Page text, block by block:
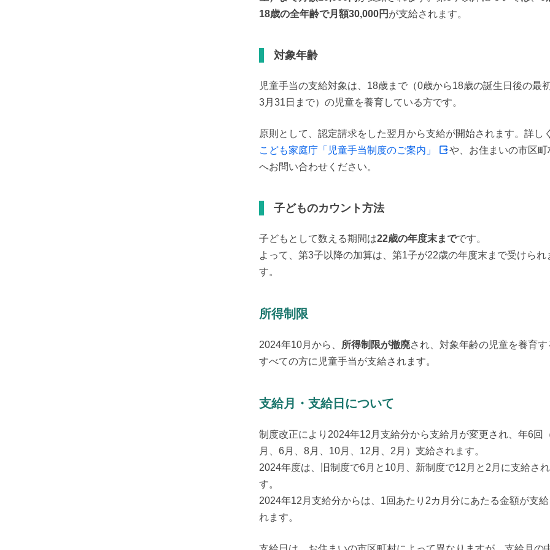
18歳の全年齢で月額30,000円 が支給されます。
対象年齢
児童手当の支給対象は、18歳まで（0歳から18歳の誕生日後の最
3月31日まで）の児童を養育している方です。
原則として、認定請求をした翌月から支給が開始されます。詳し
こども家庭庁「児童手当制度のご案内」
や、お住まいの市区町
へお問い合わせください。
子どものカウント方法
子どもとして数える期間は22歳の年度末までです。
よって、第3子以降の加算は、第1子が22歳の年度末まで受けられ
す。
所得制限
2024年10月から、 所得制限が撤廃され、対象年齢の児童を養育す
すべての方に児童手当が支給されます。
支給月・支給日について
制度改正により2024年12月支給分から支給月が変更され、年6回
月、6月、8月、10月、12月、2月）支給されます。
2024年度は、旧制度で6月と10月、新制度で12月と2月に支給され
す。
2024年12月支給分からは、1回あたり2カ月分にあたる金額が支給
れます。